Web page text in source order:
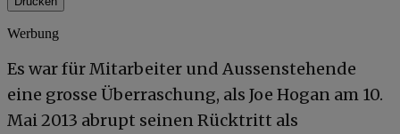
Werbung
Es war für Mitarbeiter und Aussenstehende
eine grosse Überraschung, als Joe Hogan am 10.
Mai 2013 abrupt seinen Rücktritt als